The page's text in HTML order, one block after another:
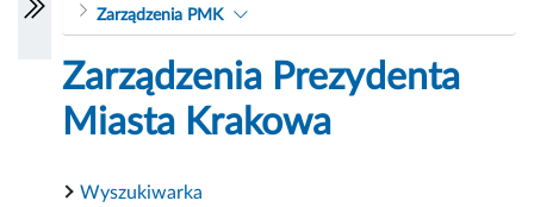
Zarządzenia PMK
Zarządzenia Prezydenta
Miasta Krakowa
Wyszukiwarka